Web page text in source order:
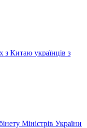
з Китаю українців з
Міністрів України